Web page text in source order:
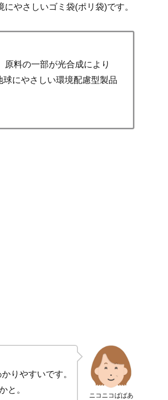
にやさしいゴミ袋(ポリ袋)です。
料の一部が光合成により
にやさしい環境配慮型製品
ニコニコばばあ
りやすいです。
と。